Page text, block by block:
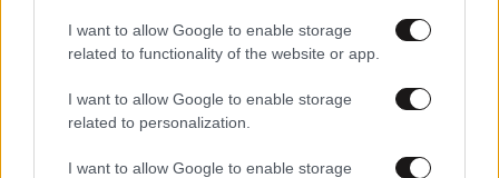
I want to allow Google to enable storage
related to functionality of the website or app.
I want to allow Google to enable storage
related to personalization.
I want to allow Google to enable storage